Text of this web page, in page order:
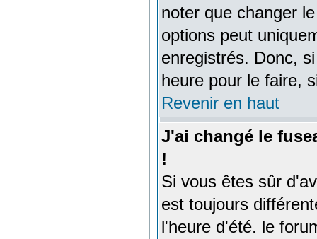
noter que changer
options peut
enregistrés. Donc,
heure pour le faire,
Revenir en haut
J'ai changé le
!
Si vous êtes sûr
est toujours
l'heure d'été. le